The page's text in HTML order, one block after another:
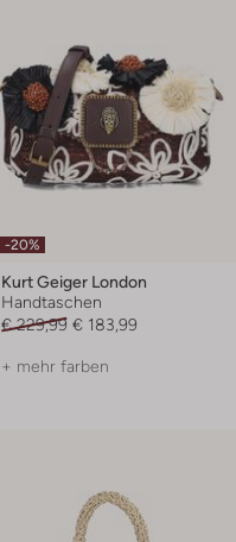
-20%
Kurt Geiger London
Handtaschen
€ 229,99 € 183,99
+ mehr farben